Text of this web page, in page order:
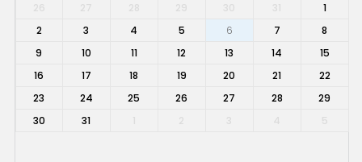
1
2
3 4 5 6 7
8
9
10 11 12 13 14
15
16
17 18 19 20 21
22
23
24 25 26 27 28
29
30
31